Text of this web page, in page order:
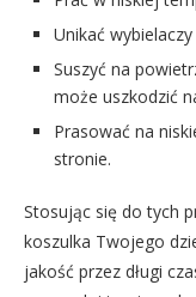
Unikać
Suszyć na
może uszkodzić
Prasować na
stronie.
Stosując się do tych
koszulka Twojego
jakość przez długi